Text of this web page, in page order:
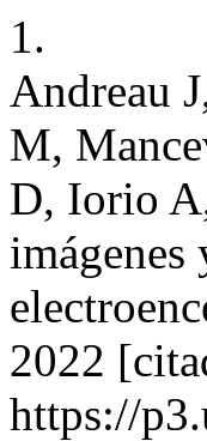
1.
Andreau
M,
D, Iorio
imágenes
2022
https://